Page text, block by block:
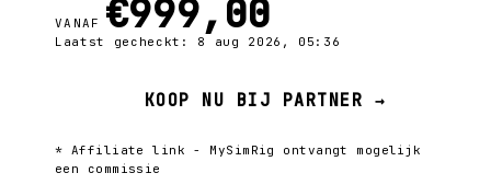
VANAF €999,00
Laatst gecheckt: 8 aug 2026, 05:36
KOOP NU BIJ PARTNER →
* Affiliate link - MySimRig ontvangt mogelijk
een commissie